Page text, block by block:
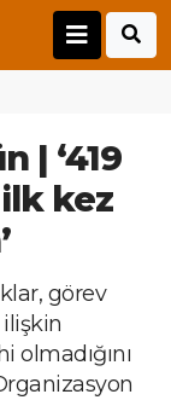
| ‘419
kez
görev
ilişkin
olmadığını